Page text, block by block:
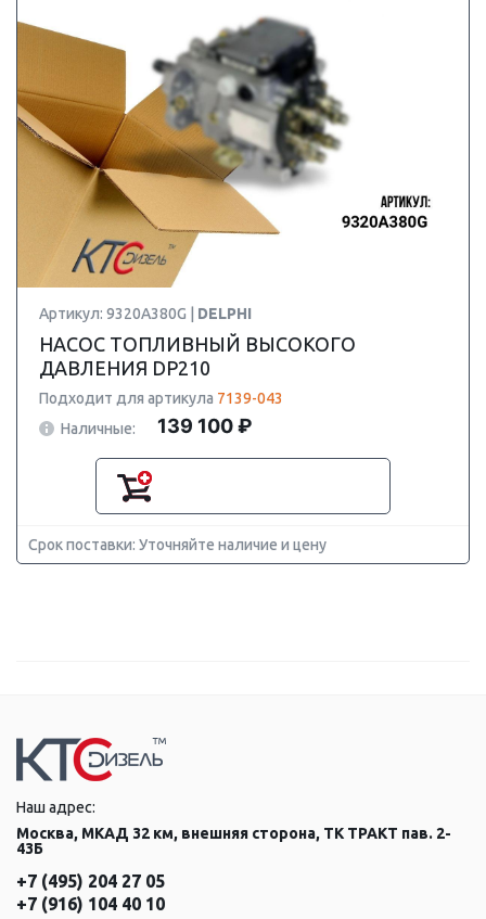
Артикул: 9320A380G | DELPHI
НАСОС ТОПЛИВНЫЙ ВЫСОКОГО
ДАВЛЕНИЯ DP210
Подходит для артикула 7139-043
Наличные:
139 100 ₽
Срок поставки: Уточняйте наличие и цену
Наш адрес:
Москва, МКАД 32 км, внешняя сторона, ТК ТРАКТ пав. 2-
43Б
+7 (495) 204 27 05
+7 (916) 104 40 10